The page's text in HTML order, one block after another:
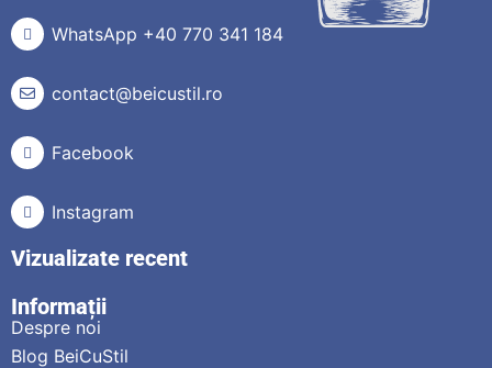
WhatsApp +40 770 341 184
contact@beicustil.ro
Facebook
Instagram
Vizualizate recent
Informații
Despre noi
Blog BeiCuStil